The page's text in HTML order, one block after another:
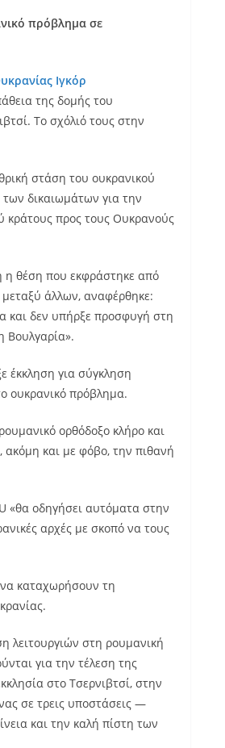
πρόβλημα σε
Ιγκόρ
της δομής του
Το σχόλιό τους στην
στάση του ουκρανικού
δικαιωμάτων για την
κράτους προς τους Ουκρανούς
η θέση που εκφράστηκε από
άλλων, αναφέρθηκε:
και δεν υπήρξε προσφυγή στη
Βουλγαρία».
έκκληση για σύγκληση
ουκρανικό πρόβλημα.
ορθόδοξο κλήρο και
ακόμη και με φόβο, την πιθανή
«θα οδηγήσει αυτόματα στην
αρχές με σκοπό να τους
να καταχωρήσουν τη
λειτουργιών στη ρουμανική
για την τέλεση της
στο Τσερνιβτσί, στην
σε τρεις υποστάσεις —
και την καλή πίστη των